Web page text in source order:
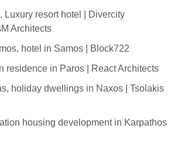
Luxury resort hotel | Divercity
Architects
hotel in Samos | Block722
residence in Paros | React Architects
holiday dwellings in Naxos | Tsolakis
housing development in Karpathos